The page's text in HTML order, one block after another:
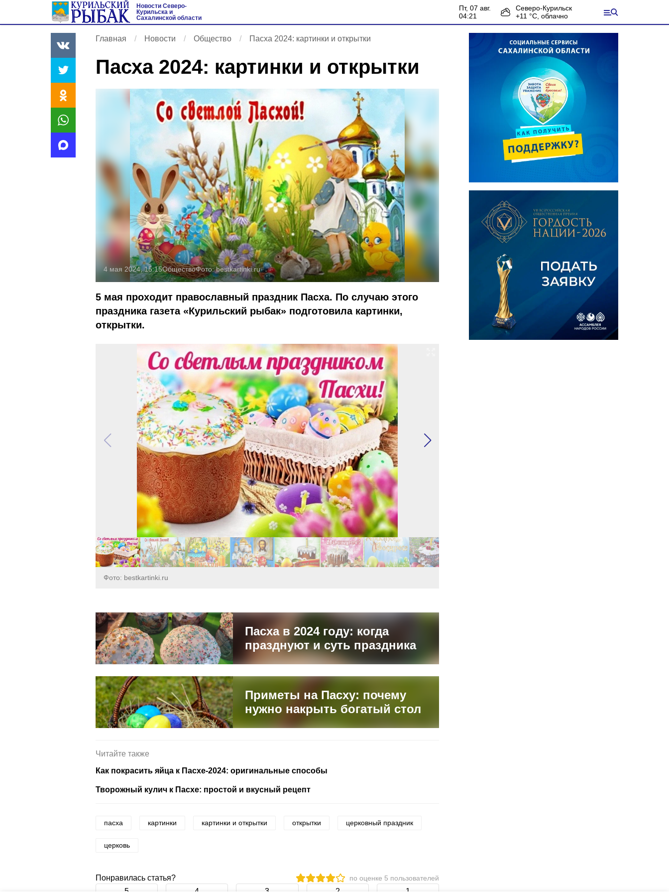
Новости Северо-
Курильска и
Сахалинской области
пт, 07 авг.
04:21
Северо-Курильск
+11 °С, облачно
Главная Новости Общество Пасха 2024: картинки и открытки
Пасха 2024: картинки и открытки
4 мая 2024, 15:15ОбществоФото:bestkartinki.ru
5 мая проходит православный праздник Пасха. По случаю этого
праздника газета «Курильский рыбак» подготовила картинки,
открытки.
Фото: bestkartinki.ru
Пасха в 2024 году: когда
празднуют и суть праздника
Приметы на Пасху: почему
нужно накрыть богатый стол
Читайте также
Как покрасить яйца к Пасхе-2024: оригинальные способы
Творожный кулич к Пасхе: простой и вкусный рецепт
пасха картинки картинки и открытки открытки церковный праздник
церковь
Понравилась статья? по оценке 5 пользователей